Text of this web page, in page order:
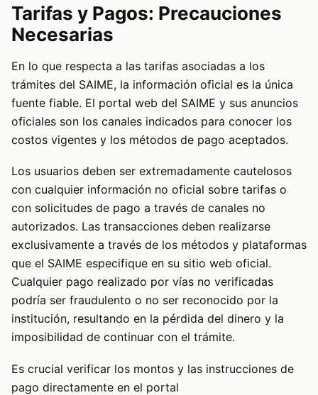
Tarifas y Pagos: Precauciones
Necesarias
En lo que respecta a las tarifas asociadas a los
trámites del SAIME, la información oficial es la única
fuente fiable. El portal web del SAIME y sus anuncios
oficiales son los canales indicados para conocer los
costos vigentes y los métodos de pago aceptados.
Los usuarios deben ser extremadamente cautelosos
con cualquier información no oficial sobre tarifas o
con solicitudes de pago a través de canales no
autorizados. Las transacciones deben realizarse
exclusivamente a través de los métodos y plataformas
que el SAIME especifique en su sitio web oficial.
Cualquier pago realizado por vías no verificadas
podría ser fraudulento o no ser reconocido por la
institución, resultando en la pérdida del dinero y la
imposibilidad de continuar con el trámite.
Es crucial verificar los montos y las instrucciones de
pago directamente en el portal